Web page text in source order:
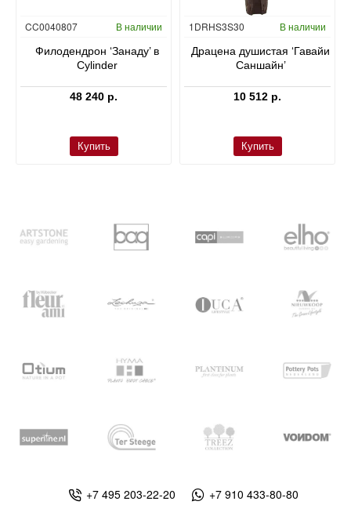
CC0040807 В наличии
Филодендрон ‘Занаду’ в
Cylinder
48 240 р.
Купить
Гидропоника
1DRHS3S30 В наличии
Драцена душистая ‘Гавайи
Саншайн’
10 512 р.
Купить
+7 495 203-22-20 +7 910 433-80-80